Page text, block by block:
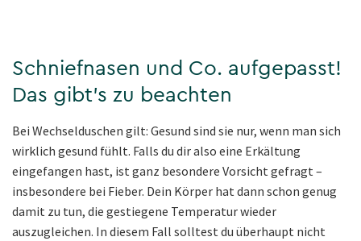
Schniefnasen und Co. aufgepasst!
Das gibt’s zu beachten
Bei Wechselduschen gilt: Gesund sind sie nur, wenn man sich
wirklich gesund fühlt. Falls du dir also eine Erkältung
eingefangen hast, ist ganz besondere Vorsicht gefragt –
insbesondere bei Fieber. Dein Körper hat dann schon genug
damit zu tun, die gestiegene Temperatur wieder
auszugleichen. In diesem Fall solltest du überhaupt nicht